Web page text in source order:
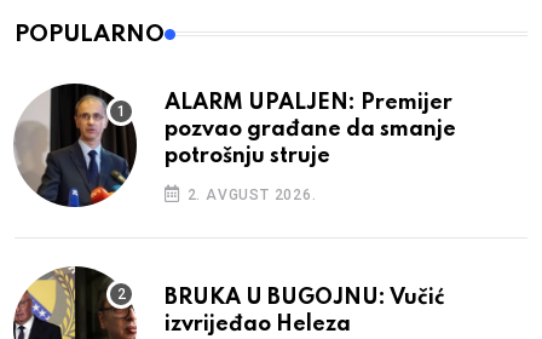
POPULARNO
ALARM UPALJEN: Premijer
pozvao građane da smanje
potrošnju struje
2. AVGUST 2026.
BRUKA U BUGOJNU: Vučić
izvrijeđao Heleza